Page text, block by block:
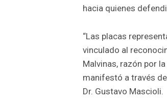
hacia quienes
“Las placas
vinculado al
Malvinas, razón por
manifestó a través
Dr. Gustavo Mascioli.